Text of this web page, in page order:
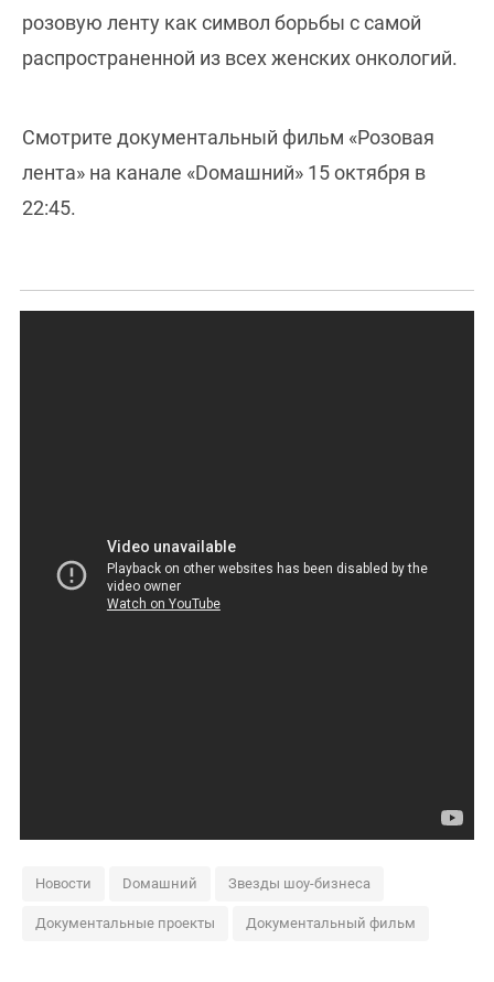
розовую ленту как символ борьбы с самой
распространенной из всех женских онкологий.
Смотрите документальный фильм «Розовая
лента» на канале «Dомашний» 15 октября в
22:45.
Новости Dомашний Звезды шоу-бизнеса
Документальные проекты Документальный фильм